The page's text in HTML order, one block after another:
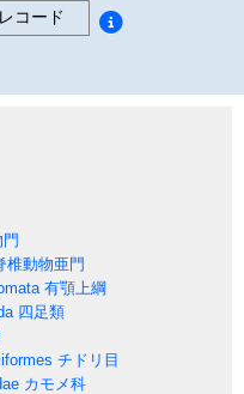
コード
椎動物亜門
有顎上綱
四足類
チドリ目
カモメ科